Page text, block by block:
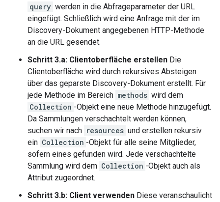
query werden in die Abfrageparameter der URL
eingefügt. Schließlich wird eine Anfrage mit der im
Discovery-Dokument angegebenen HTTP-Methode
an die URL gesendet.
Schritt 3.a: Clientoberfläche erstellen Die
Clientoberfläche wird durch rekursives Absteigen
über das geparste Discovery-Dokument erstellt. Für
jede Methode im Bereich methods wird dem
Collection -Objekt eine neue Methode hinzugefügt.
Da Sammlungen verschachtelt werden können,
suchen wir nach resources und erstellen rekursiv
ein Collection -Objekt für alle seine Mitglieder,
sofern eines gefunden wird. Jede verschachtelte
Sammlung wird dem Collection -Objekt auch als
Attribut zugeordnet.
Schritt 3.b: Client verwenden Diese veranschaulicht